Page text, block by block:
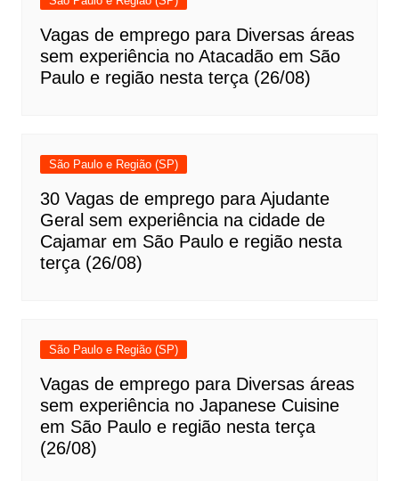
Vagas de emprego para Diversas áreas
sem experiência no Atacadão em São
Paulo e região nesta terça (26/08)
São Paulo e Região (SP)
30 Vagas de emprego para Ajudante
Geral sem experiência na cidade de
Cajamar em São Paulo e região nesta
terça (26/08)
São Paulo e Região (SP)
Vagas de emprego para Diversas áreas
sem experiência no Japanese Cuisine
em São Paulo e região nesta terça
(26/08)